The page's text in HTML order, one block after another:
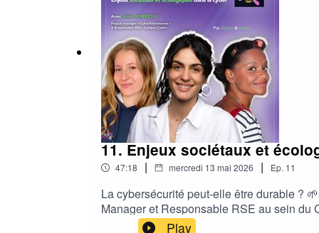
11. Enjeux sociétaux et
47:18 | mercredi 13 mai 2026 | Ep. 11
La cybersécurité peut-elle être durable ?
Manager et Responsable RSE au sein du
Numeum.À travers son parcours et son
Play